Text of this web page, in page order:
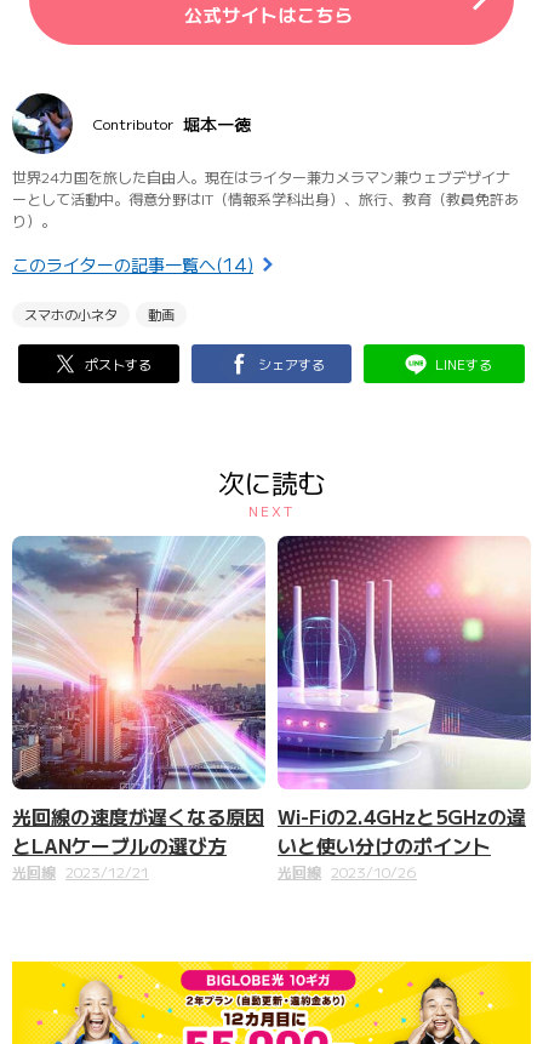
Contributor 堀本一徳
世界24カ国を旅した自由人。現在はライター兼カメラマン兼ウェブデザイナ
ーとして活動中。得意分野はIT（情報系学科出身）、旅行、教育（教員免許あ
り）。
このライターの記事一覧へ(14)
スマホの小ネタ 動画
ポストする シェアする LINEする
次に読む
NEXT
光回線の速度が遅くなる原因
とLANケーブルの選び方
光回線 2023/12/21
Wi-Fiの2.4GHzと5GHzの違
いと使い分けのポイント
光回線 2023/10/26